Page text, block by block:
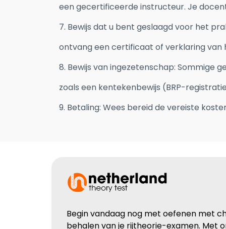
een gecertificeerde instructeur. Je
7. Bewijs dat u bent geslaagd voor het
ontvang een certificaat of verklaring van
8. Bewijs van ingezetenschap: Sommige
zoals een kentekenbewijs (BRP-
9. Betaling: Wees bereid de vereiste
Begin vandaag nog met oefenen met
behalen van je rijtheorie-examen. Met